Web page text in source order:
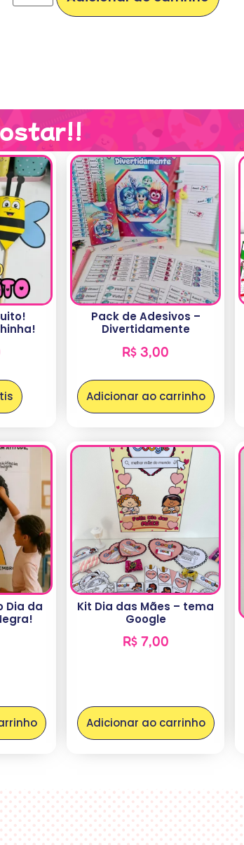
Pack de Adesivos –
Divertidamente
R$ 3,00
Adicionar ao carrinho
Dia da
Kit Dia das Mães – tema
Google
R$7,00
Adicionar ao carrinho